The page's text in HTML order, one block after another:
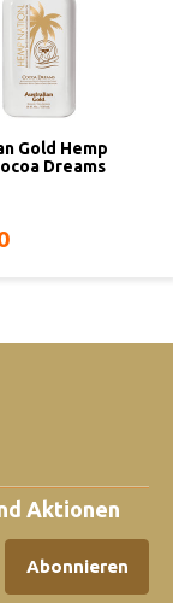
Gold Hemp
Dreams
Aktionen
Abonnieren